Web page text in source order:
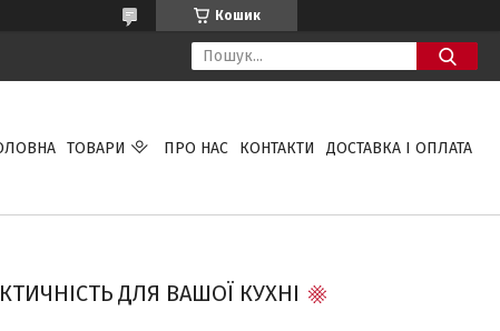
Кошик
ТОВАРИ ПРО НАС КОНТАКТИ ДОСТАВКА І ОПЛАТА
ДЛЯ ВАШОЇ КУХНІ